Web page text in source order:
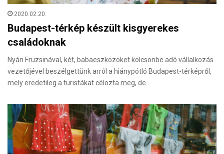
2020.02.20.
Budapest-térkép készült kisgyerekes
családoknak
Nyári Fruzsinával, két, babaeszközöket kölcsönbe adó vállalkozás
vezetőjével beszélgettünk arról a hiánypótló Budapest-térképről,
mely eredetileg a turistákat célozta meg, de…